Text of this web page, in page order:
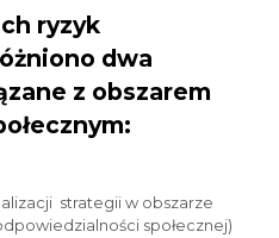
ryzyk
dwa
z obszarem
strategii w obszarze
społecznej)